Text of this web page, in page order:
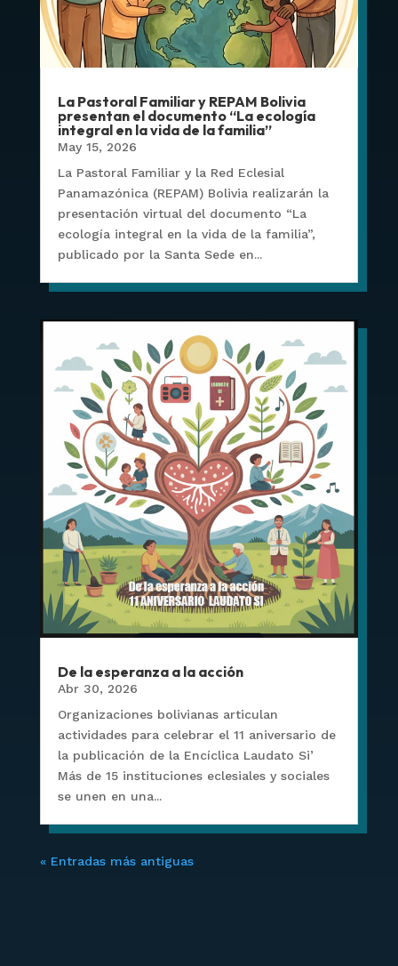
La Pastoral Familiar y REPAM Bolivia
presentan el documento “La ecología
integral en la vida de la familia”
May 15, 2026
La Pastoral Familiar y la Red Eclesial
Panamazónica (REPAM) Bolivia realizarán la
presentación virtual del documento “La
ecología integral en la vida de la familia”,
publicado por la Santa Sede en...
De la esperanza a la acción
Abr 30, 2026
Organizaciones bolivianas articulan
actividades para celebrar el 11 aniversario de
la publicación de la Encíclica Laudato Si’
Más de 15 instituciones eclesiales y sociales
se unen en una...
« Entradas más antiguas